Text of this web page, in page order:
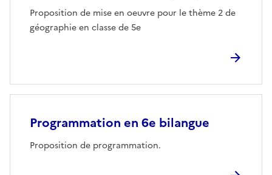
Proposition de mise en oeuvre pour le thème 2 de
géographie en classe de 5e
Programmation en 6e bilangue
Proposition de programmation.